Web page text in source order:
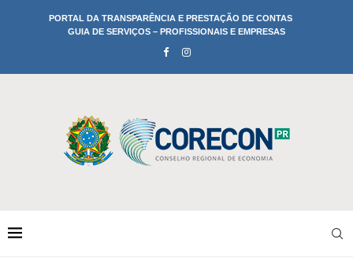
PORTAL DA TRANSPARÊNCIA E PRESTAÇÃO DE CONTAS
GUIA DE SERVIÇOS – PROFISSIONAIS E EMPRESAS